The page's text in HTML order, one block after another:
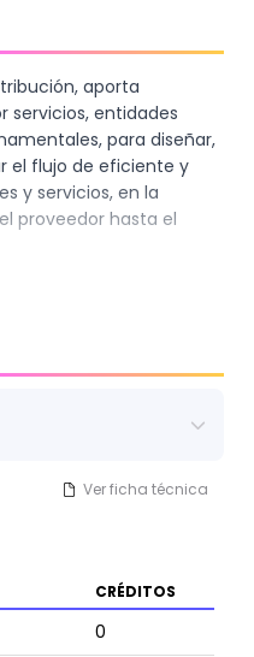
aporta
servicios, entidades
para diseñar,
el flujo de eficiente y
y servicios, en la
proveedor hasta el
Ver ficha técnica
CRÉDITOS
0